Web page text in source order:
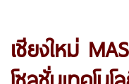
เชียงใหม่